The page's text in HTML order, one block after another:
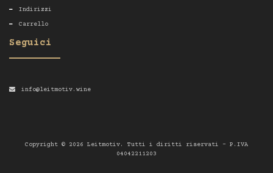
Indirizzi
Carrello
Seguici
info@leitmotiv.wine
Copyright © 2026 Leitmotiv. Tutti i diritti riservati - P.IVA
04042211203